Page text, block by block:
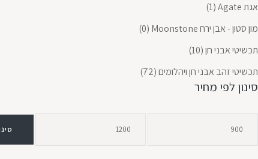
אגת Agate
(1)
מון סטון - אבן ירח Moonstone
(0)
תכשיטי אבני חן(10)
תכשיטי זהב אבני חן ויהלומים(72)
סינון לפי מחיר